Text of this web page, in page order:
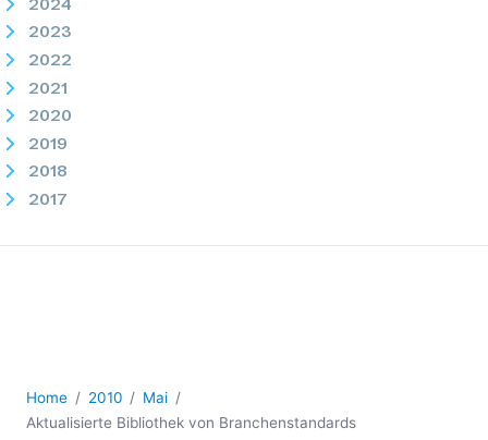
2023
2022
2021
2020
2019
2018
2017
2010
02
Home 2010
Mai
Aktualisierte Bibliothek von Branchenstandards